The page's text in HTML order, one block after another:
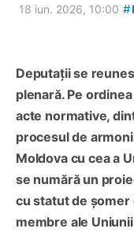
18 iun. 2026, 10:00 #
Deputații se
plenară. Pe
acte normative,
procesul de
Moldova cu cea a
se numără un
cu statut de șomer
membre ale